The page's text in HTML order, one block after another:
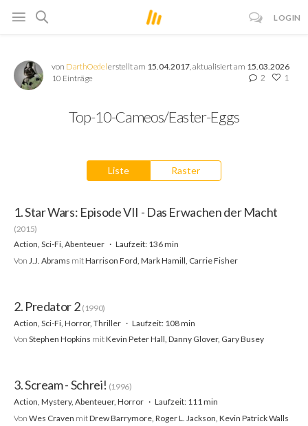
LOGIN
von DarthOedelerstellt am 15.04.2017 , aktualisiert am 15.03.2026
10 Einträge
2 1
Top-10-Cameos/Easter-Eggs
Liste Raster
1. Star Wars: Episode VII - Das Erwachen der Macht
(2015)
Action, Sci-Fi, Abenteuer
Laufzeit: 136 min
Von J.J. Abrams mitHarrison Ford, Mark Hamill, Carrie Fisher
2. Predator 2 (1990)
Action, Sci-Fi, Horror, Thriller
Laufzeit: 108 min
Von Stephen Hopkins mitKevin Peter Hall, Danny Glover, Gary Busey
3. Scream - Schrei! (1996)
Action, Mystery, Abenteuer, Horror
Laufzeit: 111 min
Von Wes Craven mitDrew Barrymore, Roger L. Jackson, Kevin Patrick Walls